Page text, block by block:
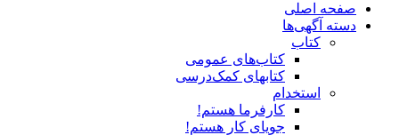
صفحه اصلی
دسته آگهی‌ها
کتاب
کتاب‌های عمومی
کتابهای کمک‌درسی
استخدام
کارفرما هستم!
جویای کار هستم!